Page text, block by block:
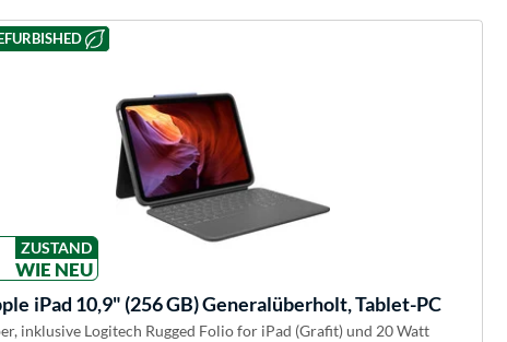
ZUSTAND
WIE NEU
iPad 10,9" (256 GB) Generalüberholt, Tablet-PC
inklusive Logitech Rugged Folio for iPad (Grafit) und 20 Watt